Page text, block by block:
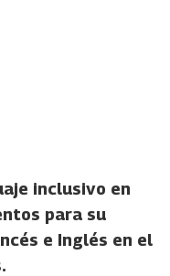
inclusivo en
para su
e Inglés en el